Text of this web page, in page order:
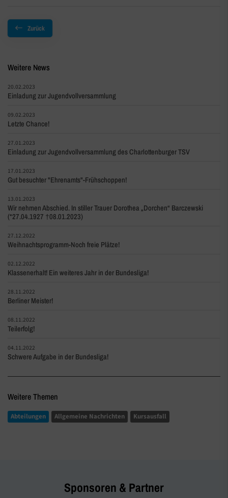
Zurück
Weitere News
20.02.2023
Einladung zur Jugendvollversammlung
09.02.2023
Letzte Chance!
27.01.2023
Einladung zur Jugendvollversammlung des Charlottenburger TSV
17.01.2023
Gut besuchter "Ehrenamts"-Frühschoppen!
13.01.2023
Wir nehmen Abschied. In stiller Trauer Dorothea „Dorchen“ Barczewski
(*27.04.1927 †08.01.2023)
27.12.2022
Weihnachtsprogramm-Noch freie Plätze!
02.12.2022
Klassenerhalt! Ein weiteres Jahr in der Bundesliga!
28.11.2022
Berliner Meister!
08.11.2022
Teilerfolg!
04.11.2022
Schwere Aufgabe in der Bundesliga!
Weitere Themen
Abteilungen Allgemeine Nachrichten Kursausfall
Sponsoren & Partner